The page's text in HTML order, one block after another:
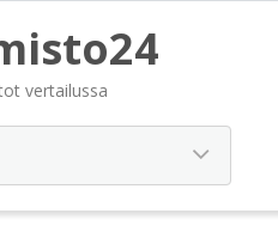
vertailussa